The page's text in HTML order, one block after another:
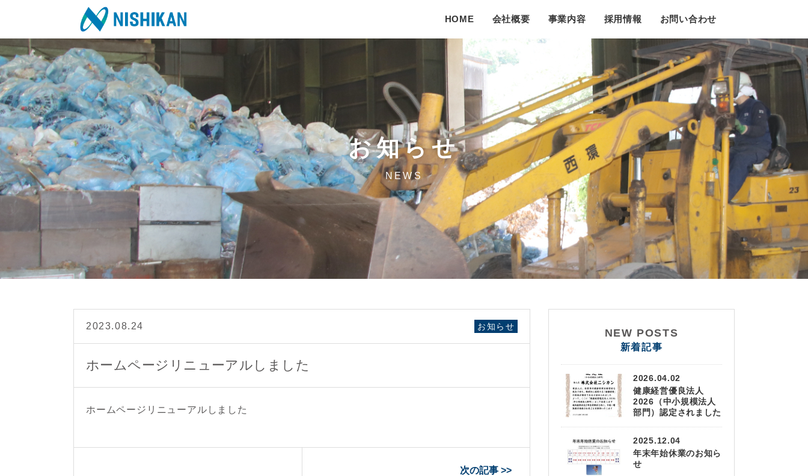
HOME 会社概要 事業内容 採用情報 お問い合わせ
お知らせ
NEWS
2023.08.24 お知らせ
ホームページリニューアルしました
ホームページリニューアルしました
次の記事 >>
NEW POSTS
新着記事
2026.04.02
健康経営優良法人
2026（中小規模法人
部門）認定されました
2025.12.04
年末年始休業のお知ら
せ